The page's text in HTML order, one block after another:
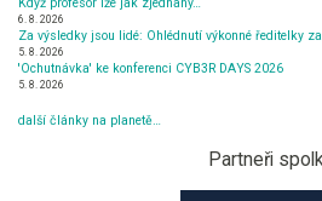
Když profesor lže jak zjednaný…
6. 8. 2026
Za výsledky jsou lidé: Ohlédnutí výkonné ředitelky
5. 8. 2026
'Ochutnávka' ke konferenci CYB3R DAYS 2026
5. 8. 2026
další články na planetě…
Partneři